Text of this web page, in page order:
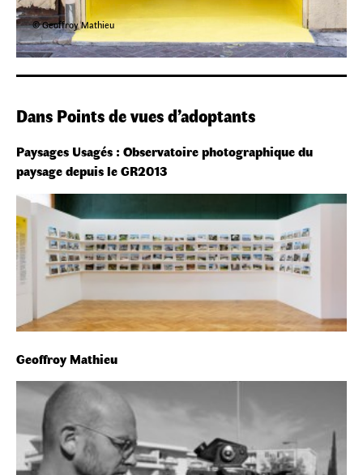
© Geoffroy Mathieu
Dans Points de vues d’adoptants
Paysages Usagés : Observatoire photographique du
paysage depuis le GR2013
Geoffroy Mathieu